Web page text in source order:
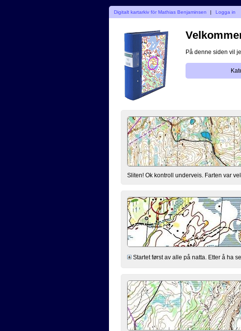
Digitalt kartarkiv för Mathias Benjaminsen | Logga in
På denne siden vil
Sliten! Ok kontroll underveis. Farten var
Startet først av alle på natta. Etter å ha